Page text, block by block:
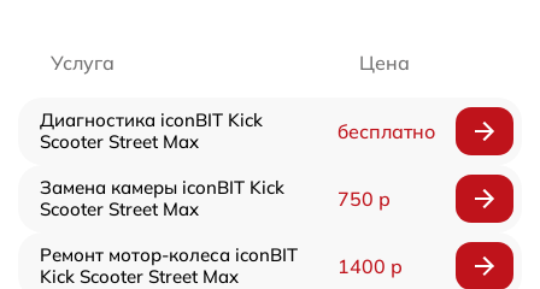
Услуга Цена
Диагностика iconBIT Kick
Scooter Street Max
бесплатно
Замена камеры iconBIT Kick
Scooter Street Max
750 р
Ремонт мотор-колеса iconBIT
Kick Scooter Street Max
1400 р